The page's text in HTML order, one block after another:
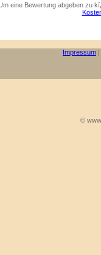
eine Bewertung abgeben zu
Impressum |
©